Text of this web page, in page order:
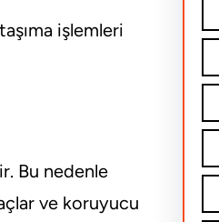
işlemleri
Bu nedenle
ve koruyucu